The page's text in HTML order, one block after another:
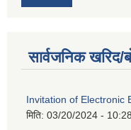
सार्वजनिक
Invitation of Electronic
मिति: 03/20/2024 - 10:28